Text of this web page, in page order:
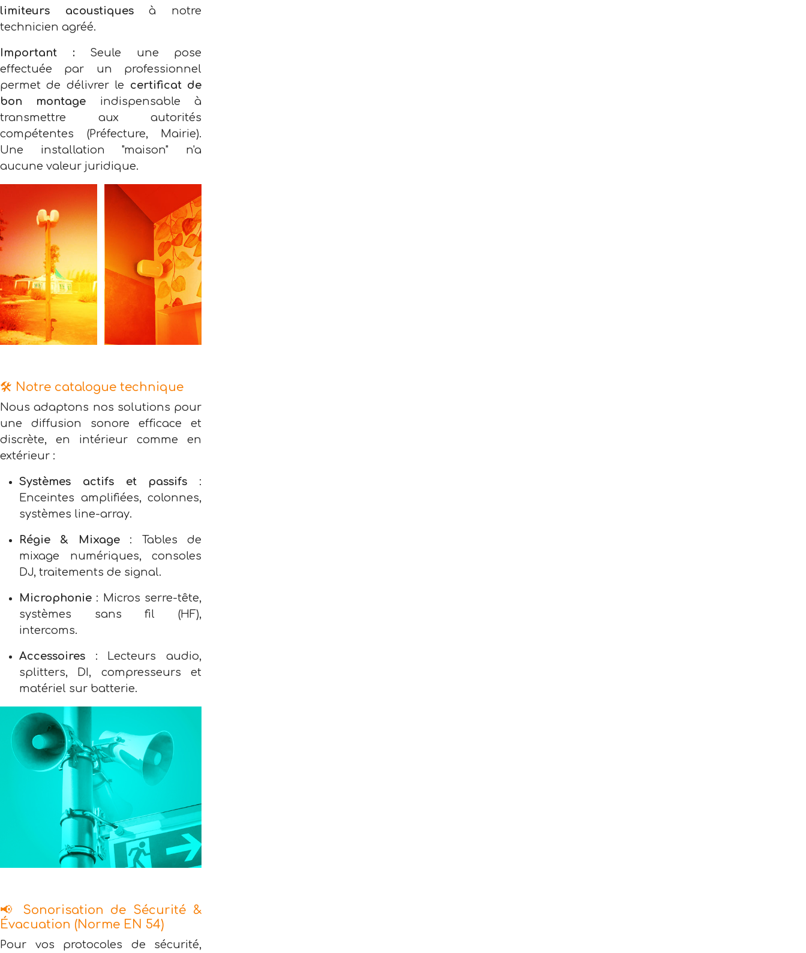
limiteurs acoustiquesà notre
technicien agréé.
Important :Seule une pose
effectuée par un professionnel
permet de délivrer le certificat de
bon montage indispensable à
transmettre aux autorités
compétentes (Préfecture, Mairie).
Une installation "maison" n'a
aucune valeur juridique.
🛠️ Notre catalogue technique
Nous adaptons nos solutions pour
une diffusion sonore efficace et
discrète, en intérieur comme en
extérieur :
Systèmes actifs et passifs :
Enceintes amplifiées, colonnes,
systèmes line-array.
Régie & Mixage: Tables de
mixage numériques, consoles
DJ, traitements de signal.
Microphonie : Micros serre-tête,
systèmes sans fil (HF),
intercoms.
Accessoires : Lecteurs audio,
splitters, DI, compresseurs et
matériel sur batterie.
📢 Sonorisation de Sécurité &
Évacuation (Norme EN 54)
Pour vos protocoles de sécurité,